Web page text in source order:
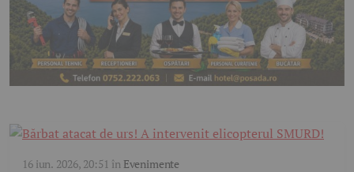
16 iun. 2026, 20:51 în Evenimente